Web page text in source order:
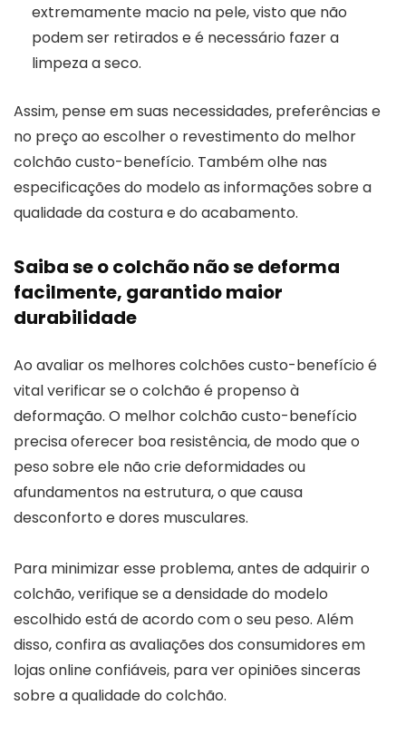
extremamente macio na pele, visto que não
podem ser retirados e é necessário fazer a
limpeza a seco.
Assim, pense em suas necessidades, preferências e
no preço ao escolher o revestimento do melhor
colchão custo-benefício. Também olhe nas
especificações do modelo as informações sobre a
qualidade da costura e do acabamento.
Saiba se o colchão não se deforma
facilmente, garantido maior
durabilidade
Ao avaliar os melhores colchões custo-benefício é
vital verificar se o colchão é propenso à
deformação. O melhor colchão custo-benefício
precisa oferecer boa resistência, de modo que o
peso sobre ele não crie deformidades ou
afundamentos na estrutura, o que causa
desconforto e dores musculares.
Para minimizar esse problema, antes de adquirir o
colchão, verifique se a densidade do modelo
escolhido está de acordo com o seu peso. Além
disso, confira as avaliações dos consumidores em
lojas online confiáveis, para ver opiniões sinceras
sobre a qualidade do colchão.